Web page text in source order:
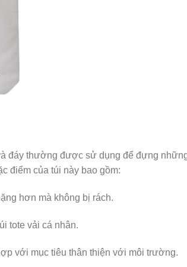
đáy thường được sử dụng để đựng
điểm của túi này bao gồm:
hơn mà không bị rách.
tote vải cá nhân.
với mục tiêu thân thiện với môi trường.